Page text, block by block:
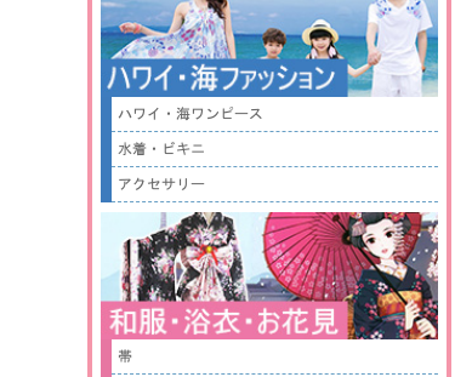
ハワイ・海ワンピース
水着・ビキニ
アクセサリー
帯